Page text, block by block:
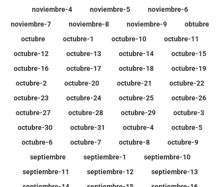
noviembre-4
noviembre-5
noviembre-6
noviembre-7
noviembre-8 noviembre-9
obtubre
octubre
octubre-1 octubre-10
octubre-11
octubre-12
octubre-13 octubre-14
octubre-15
octubre-16
octubre-17 octubre-18
octubre-19
octubre-2
octubre-20 octubre-21
octubre-22
octubre-23
octubre-24 octubre-25
octubre-26
octubre-27
octubre-28 octubre-29
octubre-3
octubre-30
octubre-31 octubre-4
octubre-5
octubre-6
octubre-7 octubre-8
octubre-9
septiembre
septiembre-1
septiembre-10
septiembre-11
septiembre-12
septiembre-13